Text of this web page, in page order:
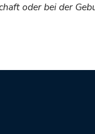
oder bei der